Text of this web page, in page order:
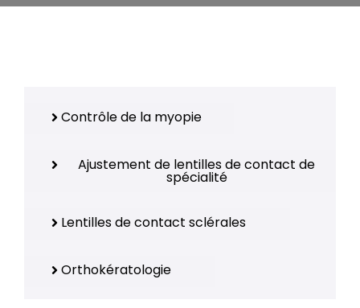
Contrôle de la myopie
Ajustement de lentilles de contact de
spécialité
Lentilles de contact sclérales
Orthokératologie